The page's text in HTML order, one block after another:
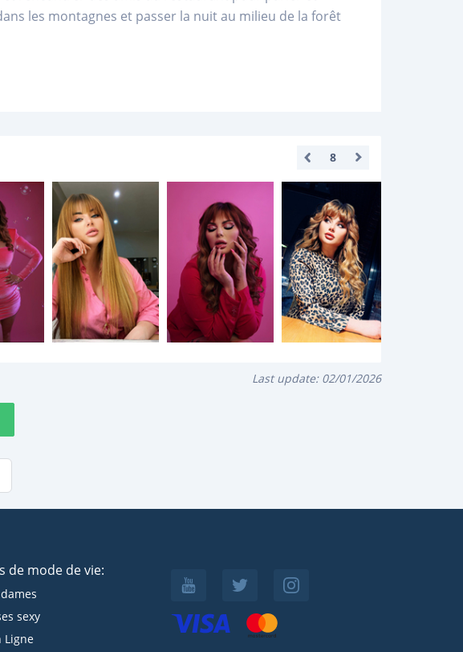
les montagnes et passer la nuit au milieu de la forêt
8
Last update: 02/01/2026
de mode de vie:
sexy
Ligne